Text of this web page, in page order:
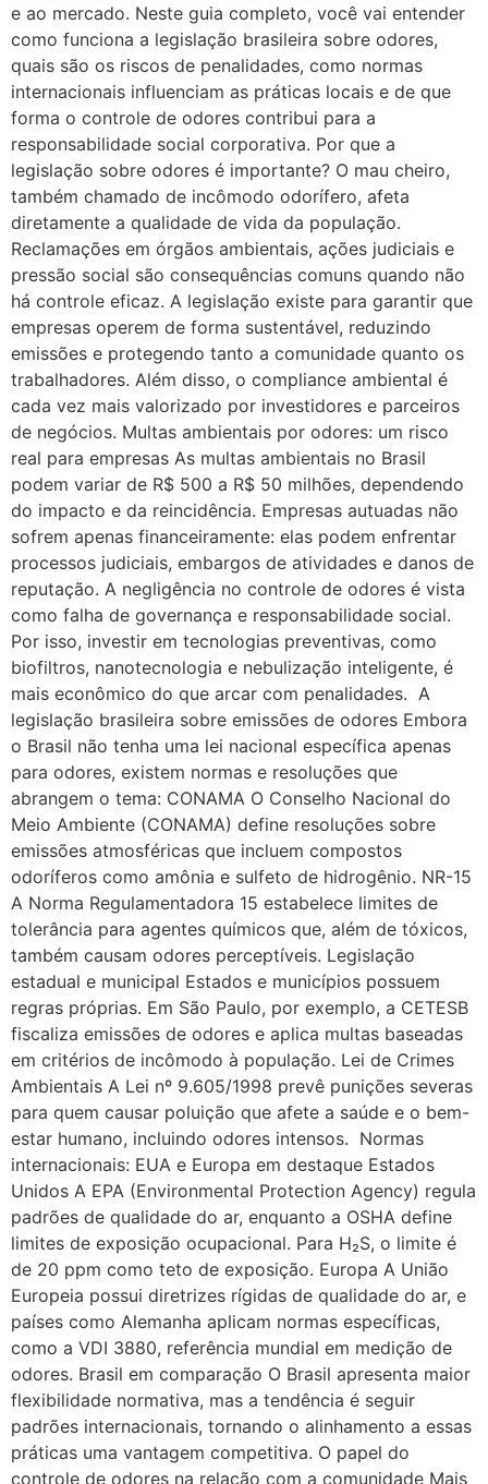
e ao mercado. Neste guia completo, você vai entender
como funciona a legislação brasileira sobre odores,
quais são os riscos de penalidades, como normas
internacionais influenciam as práticas locais e de que
forma o controle de odores contribui para a
responsabilidade social corporativa. Por que a
legislação sobre odores é importante? O mau cheiro,
também chamado de incômodo odorífero, afeta
diretamente a qualidade de vida da população.
Reclamações em órgãos ambientais, ações judiciais e
pressão social são consequências comuns quando não
há controle eficaz. A legislação existe para garantir que
empresas operem de forma sustentável, reduzindo
emissões e protegendo tanto a comunidade quanto os
trabalhadores. Além disso, o compliance ambiental é
cada vez mais valorizado por investidores e parceiros
de negócios. Multas ambientais por odores: um risco
real para empresas As multas ambientais no Brasil
podem variar de R$ 500 a R$ 50 milhões, dependendo
do impacto e da reincidência. Empresas autuadas não
sofrem apenas financeiramente: elas podem enfrentar
processos judiciais, embargos de atividades e danos de
reputação. A negligência no controle de odores é vista
como falha de governança e responsabilidade social.
Por isso, investir em tecnologias preventivas, como
biofiltros, nanotecnologia e nebulização inteligente, é
mais econômico do que arcar com penalidades. A
legislação brasileira sobre emissões de odores Embora
o Brasil não tenha uma lei nacional específica apenas
para odores, existem normas e resoluções que
abrangem o tema: CONAMA O Conselho Nacional do
Meio Ambiente (CONAMA) define resoluções sobre
emissões atmosféricas que incluem compostos
odoríferos como amônia e sulfeto de hidrogênio. NR-15
A Norma Regulamentadora 15 estabelece limites de
tolerância para agentes químicos que, além de tóxicos,
também causam odores perceptíveis. Legislação
estadual e municipal Estados e municípios possuem
regras próprias. Em São Paulo, por exemplo, a CETESB
fiscaliza emissões de odores e aplica multas baseadas
em critérios de incômodo à população. Lei de Crimes
Ambientais A Lei nº 9.605/1998 prevê punições severas
para quem causar poluição que afete a saúde e o bem-
estar humano, incluindo odores intensos. Normas
internacionais: EUA e Europa em destaque Estados
Unidos A EPA (Environmental Protection Agency) regula
padrões de qualidade do ar, enquanto a OSHA define
limites de exposição ocupacional. Para H₂S, o limite é
de 20 ppm como teto de exposição. Europa A União
Europeia possui diretrizes rígidas de qualidade do ar, e
países como Alemanha aplicam normas específicas,
como a VDI 3880, referência mundial em medição de
odores. Brasil em comparação O Brasil apresenta maior
flexibilidade normativa, mas a tendência é seguir
padrões internacionais, tornando o alinhamento a essas
práticas uma vantagem competitiva. O papel do
controle de odores na relação com a comunidade Mais